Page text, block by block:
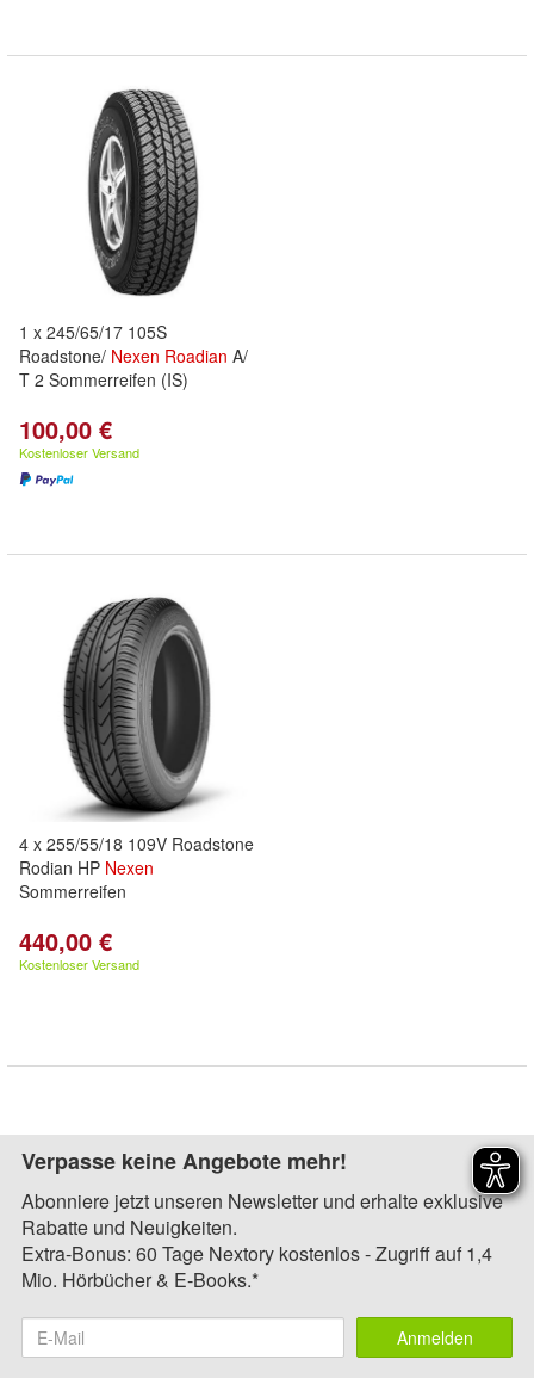
1 x 245/65/17 105S
Roadstone/ Nexen Roadian A/
T 2 Sommerreifen (IS)
100,00 €
Kostenloser Versand
4 x 255/55/18 109V Roadstone
Rodian HP Nexen
Sommerreifen
440,00 €
Kostenloser Versand
Verpasse keine Angebote mehr!
Abonniere jetzt unseren Newsletter und erhalte exklusive
Rabatte und Neuigkeiten.
Extra-Bonus: 60 Tage Nextory kostenlos - Zugriff auf 1,4
Mio. Hörbücher & E-Books.*
Anmelden